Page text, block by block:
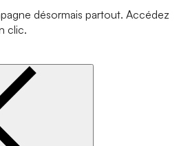
désormais partout. Accédez
clic.